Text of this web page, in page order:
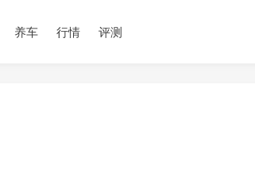
养车 行情 评测